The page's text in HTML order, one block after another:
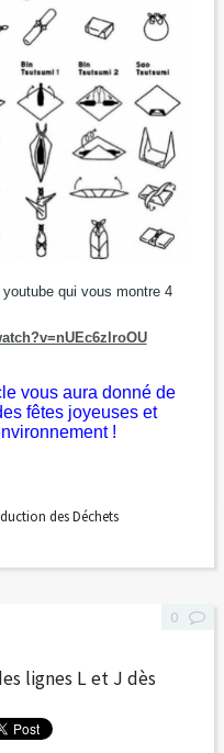
qui vous montre 4
vous aura donné de
fêtes joyeuses et
!
des Déchets
lignes L et J dès
0